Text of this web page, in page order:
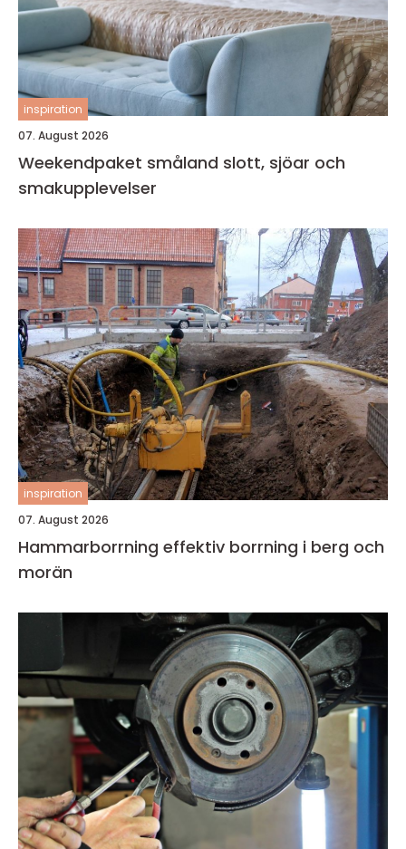
inspiration
07. August 2026
Weekendpaket småland slott, sjöar och
smakupplevelser
inspiration
07. August 2026
Hammarborrning effektiv borrning i berg och
morän